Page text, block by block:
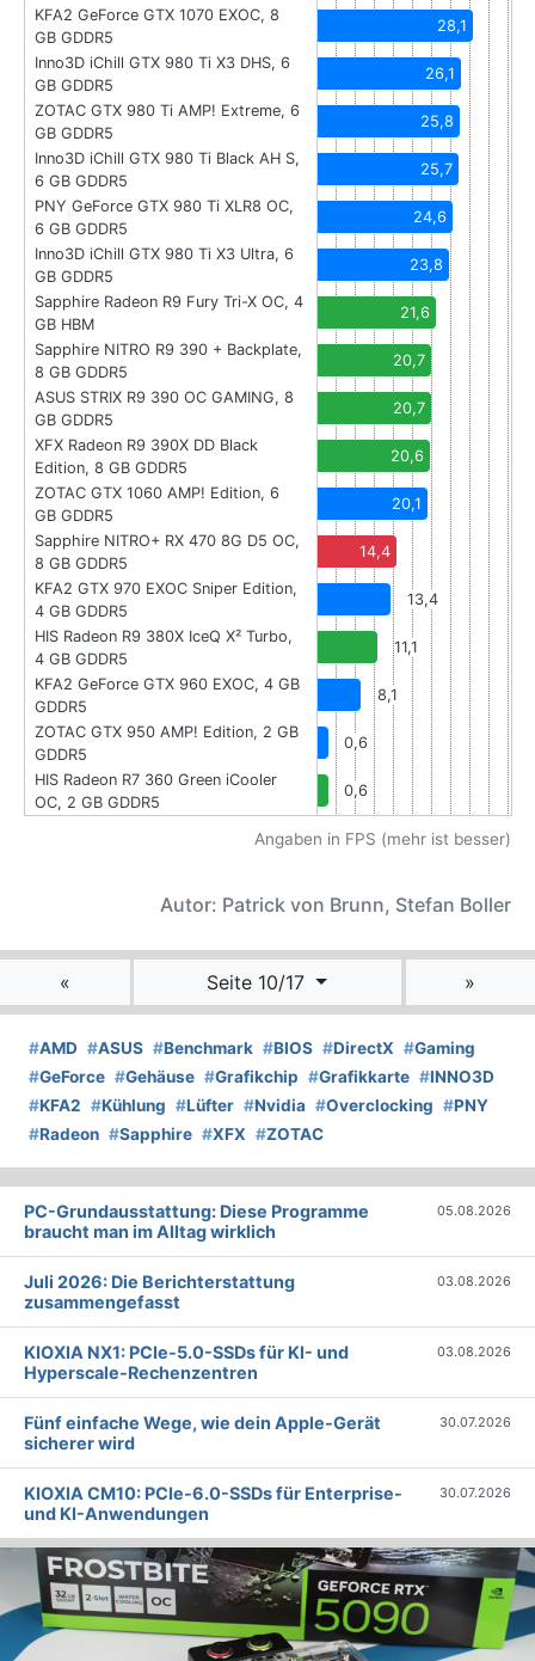
KFA2 GeForce GTX 1070 EXOC, 8
GB GDDR5
28,1
Inno3D iChill GTX 980 Ti X3 DHS, 6
GB GDDR5
26,1
ZOTAC GTX 980 Ti AMP! Extreme, 6
GB GDDR5
25,8
Inno3D iChill GTX 980 Ti Black AH S,
6 GB GDDR5
25,7
PNY GeForce GTX 980 Ti XLR8 OC,
6 GB GDDR5
24,6
Inno3D iChill GTX 980 Ti X3 Ultra, 6
GB GDDR5
23,8
Sapphire Radeon R9 Fury Tri-X OC, 4
GB HBM
21,6
Sapphire NITRO R9 390 + Backplate,
8 GB GDDR5
20,7
ASUS STRIX R9 390 OC GAMING, 8
GB GDDR5
20,7
XFX Radeon R9 390X DD Black
Edition, 8 GB GDDR5
20,6
ZOTAC GTX 1060 AMP! Edition, 6
GB GDDR5
20,1
Sapphire NITRO+ RX 470 8G D5 OC,
8 GB GDDR5
14,4
KFA2 GTX 970 EXOC Sniper Edition,
4 GB GDDR5
13,4
HIS Radeon R9 380X IceQ X² Turbo,
4 GB GDDR5
11,1
KFA2 GeForce GTX 960 EXOC, 4 GB
GDDR5
8,1
ZOTAC GTX 950 AMP! Edition, 2 GB
GDDR5
0,6
HIS Radeon R7 360 Green iCooler
OC, 2 GB GDDR5
0,6
Angaben in FPS (mehr ist besser)
Autor: Patrick von Brunn, Stefan Boller
« Seite 10/17 »
#AMD #ASUS #Benchmark #BIOS #DirectX #Gaming
#GeForce #Gehäuse #Grafikchip #Grafikkarte #INNO3D
#KFA2 #Kühlung #Lüfter #Nvidia #Overclocking #PNY
#Radeon #Sapphire #XFX #ZOTAC
PC-Grundausstattung: Diese Programme
braucht man im Alltag wirklich
05.08.2026
Juli 2026: Die Bericht­erstattung
zusammengefasst
03.08.2026
KIOXIA NX1: PCIe-5.0-SSDs für KI- und
Hyperscale-Rechenzentren
03.08.2026
Fünf einfache Wege, wie dein Apple-Gerät
sicherer wird
30.07.2026
KIOXIA CM10: PCIe-6.0-SSDs für Enterprise-
und KI-Anwendungen
30.07.2026